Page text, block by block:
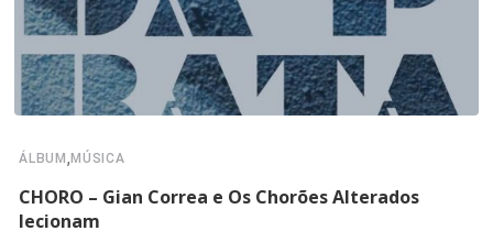
ÁLBUM,MÚSICA
CHORO – Gian Correa e Os Chorões Alterados
lecionam